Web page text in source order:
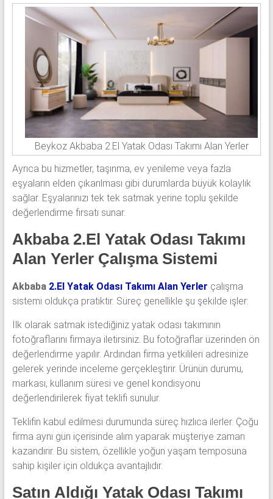
Beykoz Akbaba 2.El Yatak Odası Takımı Alan Yerler
Ayrıca bu hizmetler, taşınma, ev yenileme veya fazla
eşyaların elden çıkarılması gibi durumlarda büyük kolaylık
sağlar. Eşyalarınızı tek tek satmak yerine toplu şekilde
değerlendirme fırsatı sunar.
Akbaba 2.El Yatak Odası Takımı
Alan Yerler Çalışma Sistemi
Akbaba 2.El Yatak Odası Takımı Alan Yerler çalışma
sistemi oldukça pratiktir. Süreç genellikle şu şekilde işler:
İlk olarak satmak istediğiniz yatak odası takımının
fotoğraflarını firmaya iletirsiniz. Bu fotoğraflar üzerinden ön
değerlendirme yapılır. Ardından firma yetkilileri adresinize
gelerek yerinde inceleme gerçekleştirir. Ürünün durumu,
markası, kullanım süresi ve genel kondisyonu
değerlendirilerek fiyat teklifi sunulur.
Teklifin kabul edilmesi durumunda süreç hızlıca ilerler. Çoğu
firma aynı gün içerisinde alım yaparak müşteriye zaman
kazandırır. Bu sistem, özellikle yoğun yaşam temposuna
sahip kişiler için oldukça avantajlıdır.
Satın Aldığı Yatak Odası Takımı